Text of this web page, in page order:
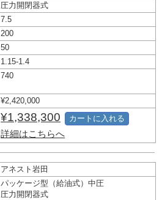
圧力開閉器式
7.5
200
50
1.15-1.4
740
¥2,420,000
¥1,338,300
詳細はこちらへ
カートに入れる
アネスト岩田
パッケージ型（給油式）中圧
圧力開閉器式